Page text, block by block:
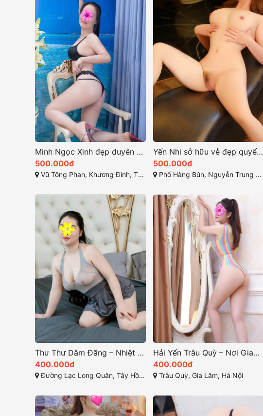
Minh Ngọc Xinh đẹp duyên dáng vui vẻ nhiệt tình
500.000đ
Vũ Tông Phan, Khương Đình, Thanh Xuân, Hà Nội
Yến Nhi sở hữu vẻ đẹp quyến rũ với khuôn mặt thanh tú
500.000đ
Phố Hàng Bún, Nguyễn Trung Trực, Ba Đình, Hà Nội
Thư Thư Dâm Đãng – Nhiệt Tình Phục Vụ AE Hết Mình
400.000đ
Đường Lạc Long Quân, Tây Hồ, Hà Nội
Hải Yến Trâu Quỳ – Nơi Giao Thoa Giữa Sắc Đẹp và Kỹ Thuật
400.000đ
Trâu Quỳ, Gia Lâm, Hà Nội